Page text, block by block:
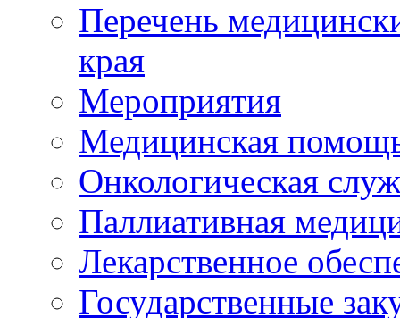
Перечень
края
Мероприятия
Медицинская
Онкологическая
Паллиативная
Лекарственное
Государственные